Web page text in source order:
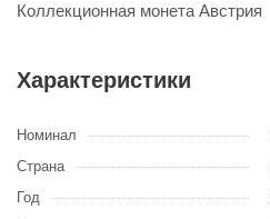
Коллекционная монета Австрия
Характеристики
Номинал
Страна
Год